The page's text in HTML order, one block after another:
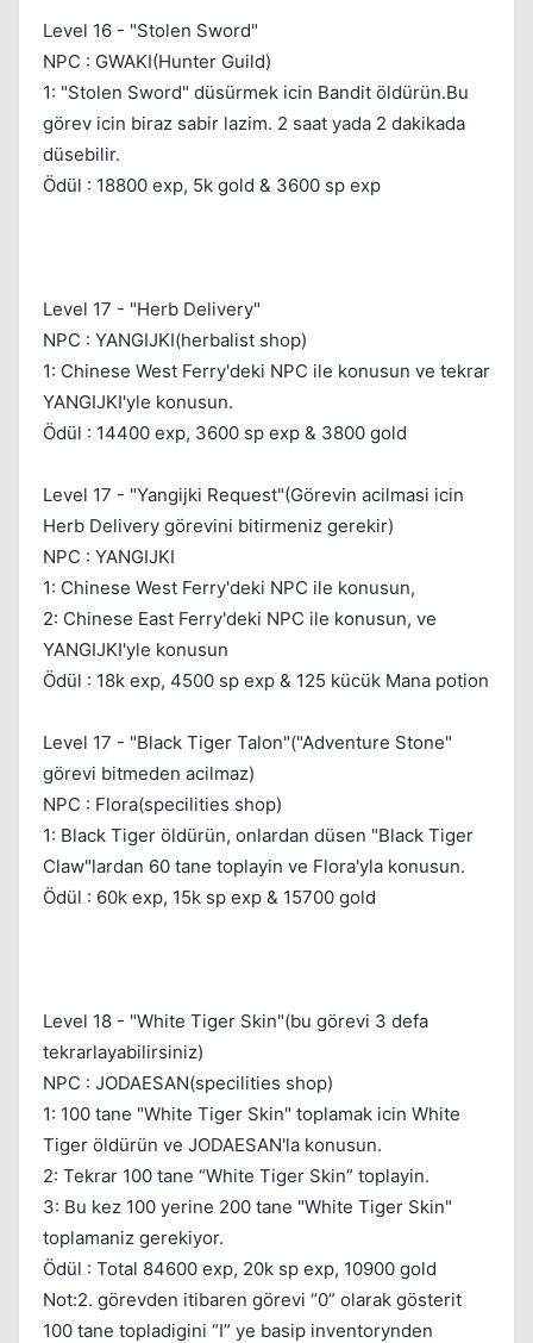
Level 16 - "Stolen Sword"
NPC : GWAKI(Hunter Guild)
1: "Stolen Sword" düsürmek icin Bandit öldürün.Bu
görev icin biraz sabir lazim. 2 saat yada 2 dakikada
düsebilir.
Ödül : 18800 exp, 5k gold & 3600 sp exp
Level 17 - "Herb Delivery"
NPC : YANGIJKI(herbalist shop)
1: Chinese West Ferry'deki NPC ile konusun ve tekrar
YANGIJKI'yle konusun.
Ödül : 14400 exp, 3600 sp exp & 3800 gold
Level 17 - "Yangijki Request"(Görevin acilmasi icin
Herb Delivery görevini bitirmeniz gerekir)
NPC : YANGIJKI
1: Chinese West Ferry'deki NPC ile konusun,
2: Chinese East Ferry'deki NPC ile konusun, ve
YANGIJKI'yle konusun
Ödül : 18k exp, 4500 sp exp & 125 kücük Mana potion
Level 17 - "Black Tiger Talon"("Adventure Stone"
görevi bitmeden acilmaz)
NPC : Flora(specilities shop)
1: Black Tiger öldürün, onlardan düsen "Black Tiger
Claw"lardan 60 tane toplayin ve Flora'yla konusun.
Ödül : 60k exp, 15k sp exp & 15700 gold
Level 18 - "White Tiger Skin"(bu görevi 3 defa
tekrarlayabilirsiniz)
NPC : JODAESAN(specilities shop)
1: 100 tane "White Tiger Skin" toplamak icin White
Tiger öldürün ve JODAESAN'la konusun.
2: Tekrar 100 tane “White Tiger Skin” toplayin.
3: Bu kez 100 yerine 200 tane "White Tiger Skin"
toplamaniz gerekiyor.
Ödül : Total 84600 exp, 20k sp exp, 10900 gold
Not:2. görevden itibaren görevi “0” olarak gösterit
100 tane topladigini “I” ye basip inventorynden